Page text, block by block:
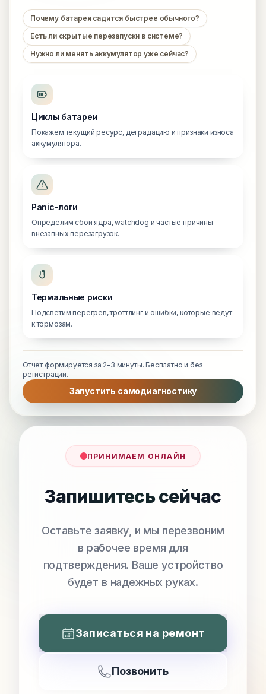
Почему батарея садится быстрее обычного?
Есть ли скрытые перезапуски в системе?
Нужно ли менять аккумулятор уже сейчас?
Циклы батареи
Покажем текущий ресурс, деградацию и признаки износа
аккумулятора.
Panic-логи
Определим сбои ядра, watchdog и частые причины
внезапных перезагрузок.
Термальные риски
Подсветим перегрев, троттлинг и ошибки, которые ведут
к тормозам.
Отчет формируется за 2-3 минуты. Бесплатно и без
регистрации.
Запустить самодиагностику
ПРИНИМАЕМ ОНЛАЙН
Запишитесь сейчас
Оставьте заявку, и мы перезвоним
в рабочее время для
подтверждения. Ваше устройство
будет в надежных руках.
Записаться на ремонт
Позвонить